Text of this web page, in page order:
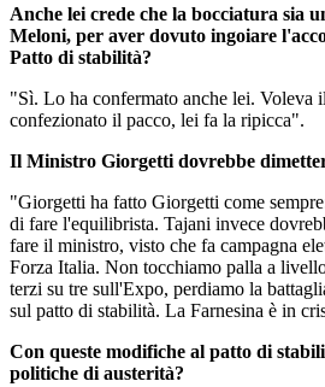
Anche lei crede che la bocciatura sia
Meloni, per aver dovuto ingoiare
Patto di stabilità?
"Sì. Lo ha confermato anche lei. Voleva
confezionato il pacco, lei fa la ripicca".
Il Ministro Giorgetti dovrebbe
"Giorgetti ha fatto Giorgetti come
di fare l'equilibrista. Tajani invece
fare il ministro, visto che fa campagna
Forza Italia. Non tocchiamo palla a
terzi su tre sull'Expo, perdiamo la
sul patto di stabilità. La Farnesina è in
Con queste modifiche al patto di
politiche di austerità?